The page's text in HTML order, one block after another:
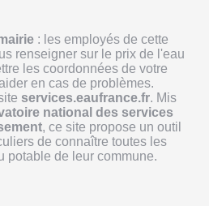
: les employés de cette
renseigner sur le prix de l'eau
les coordonnées de votre
en cas de problèmes.
services.eaufrance.fr. Mis
national des services
, ce site propose un outil
de connaître toutes les
potable de leur commune.